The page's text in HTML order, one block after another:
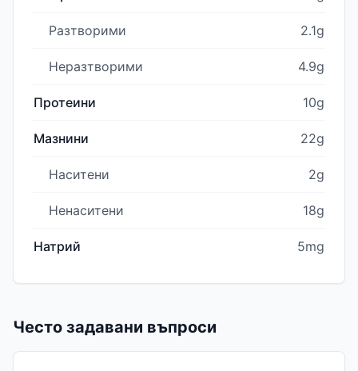
Разтворими 2.1g
Неразтворими 4.9g
Протеини 10g
Мазнини 22g
Наситени 2g
Ненаситени 18g
Натрий 5mg
Често задавани въпроси